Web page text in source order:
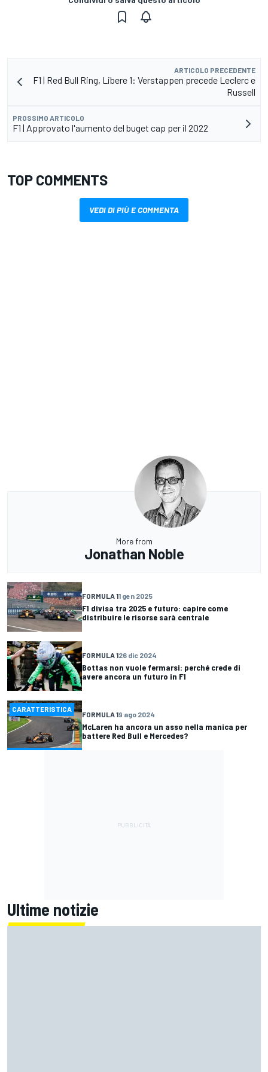
ARTICOLO PRECEDENTE
F1 | Red Bull Ring, Libere 1: Verstappen precede Leclerc e
Russell
PROSSIMO ARTICOLO
F1 | Approvato l'aumento del buget cap per il 2022
TOP COMMENTS
VEDI DI PIÙ E COMMENTA
More from
Jonathan Noble
FORMULA 11 gen 2025
F1 divisa tra 2025 e futuro: capire come
distribuire le risorse sarà centrale
FORMULA 126 dic 2024
Bottas non vuole fermarsi: perché crede di
avere ancora un futuro in F1
CARATTERISTICA
FORMULA 19 ago 2024
McLaren ha ancora un asso nella manica per
battere Red Bull e Mercedes?
Ultime notizie